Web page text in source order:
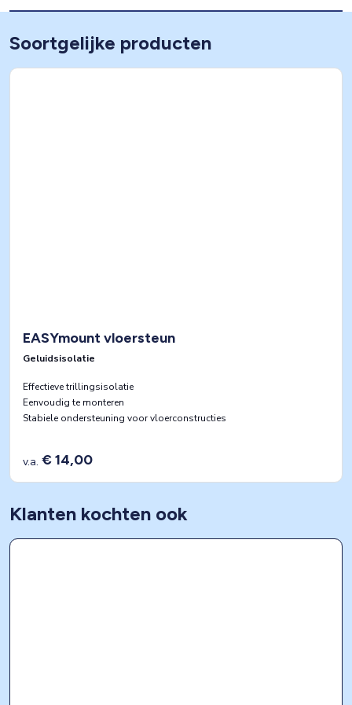
Soortgelijke producten
EASYmount vloersteun
Geluidsisolatie
Effectieve trillingsisolatie
Eenvoudig te monteren
Stabiele ondersteuning voor vloerconstructies
v.a. € 14,00
Klanten kochten ook